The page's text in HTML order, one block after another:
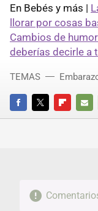
En Bebés y más |
llorar por cosas
Cambios de
deberías decirle a
FACEBOOKTWITTERFLIPBOARD
E-
TEMAS